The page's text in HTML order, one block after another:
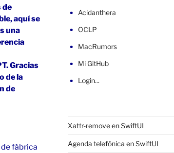
de
aquí se
una
Gracias
de la
de
fábrica
Acidanthera
OCLP
MacRumors
Mi GitHub
Login...
Xattr-remove en SwiftUI
Agenda telefónica en SwiftUI